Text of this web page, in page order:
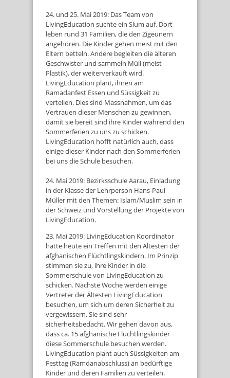
24. und 25. Mai 2019: Das Team von
LivingEducation suchte ein Slum auf. Dort
leben rund 31 Familien, die den Zigeunern
angehören. Die Kinder gehen meist mit den
Eltern betteln. Andere begleiten die älteren
Geschwister und sammeln Müll (meist
Plastik), der weiterverkauft wird.
LivingEducation plant, ihnen am
Ramadanfest Essen und Süssigkeit zu
verteilen. Dies sind Massnahmen, um das
Vertrauen dieser Menschen zu gewinnen,
damit sie bereit sind ihre Kinder während den
Sommerferien zu uns zu schicken.
LivingEducation hofft natürlich auch, dass
einige dieser Kinder nach den Sommerferien
bei uns die Schule besuchen.
24. Mai 2019: Bezirksschule Aarau, Einladung
in der Klasse der Lehrperson Hans-Paul
Müller mit den Themen: Islam/Muslim sein in
der Schweiz und Vorstellung der Projekte von
LivingEducation.
23. Mai 2019: LivingEducation Koordinator
hatte heute ein Treffen mit den Ältesten der
afghanischen Flüchtlingskindern. Im Prinzip
stimmen sie zu, ihre Kinder in die
Sommerschule von LivingEducation zu
schicken. Nächste Woche werden einige
Vertreter der Ältesten LivingEducation
besuchen, um sich um deren Sicherheit zu
vergewissern. Sie sind sehr
sicherheitsbedacht. Wir gehen davon aus,
dass ca. 15 afghanische Flüchtlingskinder
diese Sommerschule besuchen werden.
LivingEducation plant auch Süssigkeiten am
Festtag (Ramdanabschluss) an bedürftige
Kinder und deren Familien zu verteilen.